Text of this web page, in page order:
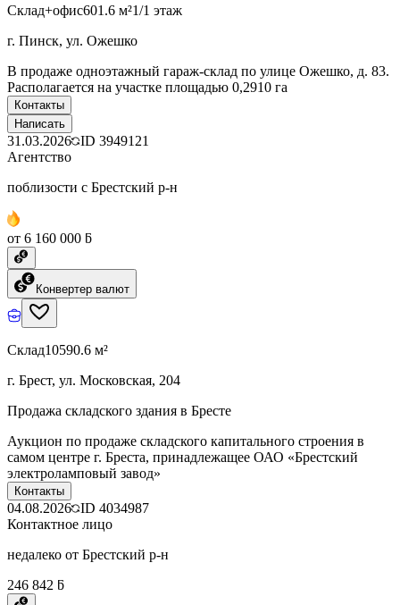
Склад+офис601.6 м²1/1 этаж
г. Пинск, ул. Ожешко
В продаже одноэтажный гараж-склад по улице Ожешко, д. 83.
Располагается на участке площадью 0,2910 га
Контакты
Написать
31.03.2026 ID 3949121
Агентство
поблизости с Брестский р-н
от 6 160 000 ƃ
Конвертер валют
Склад10590.6 м²
г. Брест, ул. Московская, 204
Продажа складского здания в Бресте
Аукцион по продаже складского капитального строения в
самом центре г. Бреста, принадлежащее ОАО «Брестский
электроламповый завод»
Контакты
04.08.2026 ID 4034987
Контактное лицо
недалеко от Брестский р-н
246 842 ƃ